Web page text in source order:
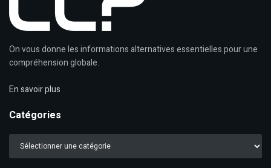
On vous donne les informations alternatives essentielles pour une
compréhension globale.
En savoir plus
Catégories
Catégories